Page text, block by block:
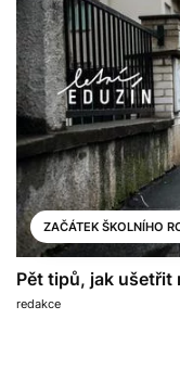
ZAČÁTEK ŠKOLNÍHO
Pět tipů, jak ušetřit
redakce